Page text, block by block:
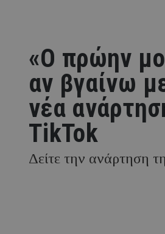
«Ο πρώην
αν βγαίνω
νέα
TikTok
Δείτε την ανάρτηση